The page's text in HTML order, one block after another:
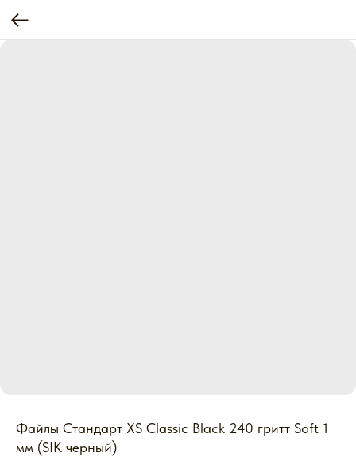
Файлы Стандарт XS Classic Black 240 гритт Soft 1
мм (SIK черный)